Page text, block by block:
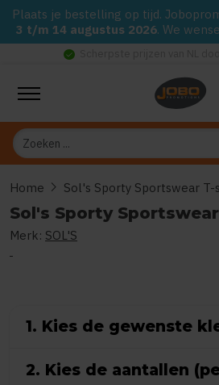
Plaats je bestelling op tijd.
3 t/m 14 augustus 2026. We
check_circle
Zoeken
Home chevron_right Sol's Sporty Sportswear T-
Sol's Sporty
Merk: SOL'S
1. Kies de gewenste
2. Kies de aantallen